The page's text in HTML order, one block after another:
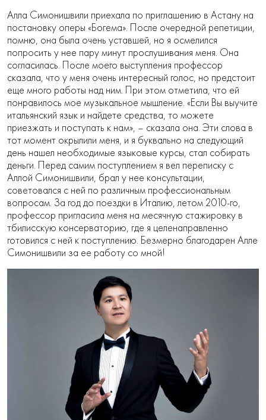
Алла Симонишвили приехала по приглашению в Астану на
постановку оперы «Богема». После очередной репетиции,
помню, она была очень уставшей, но я осмелился
попросить у нее пару минут прослушивания меня. Она
согласилась. После моего выступления профессор
сказала, что у меня очень интересный голос, но предстоит
еще много работы над ним. При этом отметила, что ей
понравилось мое музыкальное мышление. «Если Вы выучите
итальянский язык и найдете средства, то можете
приезжать и поступать к нам», – сказала она. Эти слова в
тот момент окрылили меня, и я буквально на следующий
день нашел необходимые языковые курсы, стал собирать
деньги. Перед самим поступлением я вел переписку с
Аллой Симонишвили, брал у нее консультации,
советовался с ней по различным профессиональным
вопросам. За год до поездки в Италию, летом 2010-го,
профессор пригласила меня на месячную стажировку в
тбилисскую консерваторию, где я целенаправленно
готовился с ней к поступлению. Безмерно благодарен Алле
Симонишвили за ее работу со мной!